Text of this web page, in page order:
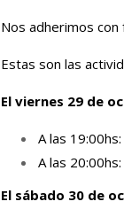
Nos adherimos
Estas son las
El viernes 29 de
A las
A las
El sábado 30 de